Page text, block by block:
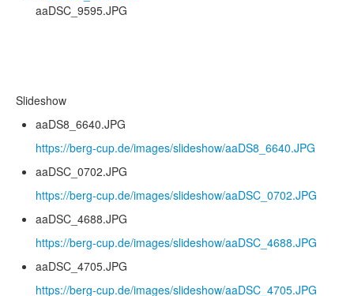
aaDSC_9595.JPG
Slideshow
aaDS8_6640.JPG
https://berg-cup.de/images/slideshow/aaDS8_6640.JPG
aaDSC_0702.JPG
https://berg-cup.de/images/slideshow/aaDSC_0702.JPG
aaDSC_4688.JPG
https://berg-cup.de/images/slideshow/aaDSC_4688.JPG
aaDSC_4705.JPG
https://berg-cup.de/images/slideshow/aaDSC_4705.JPG